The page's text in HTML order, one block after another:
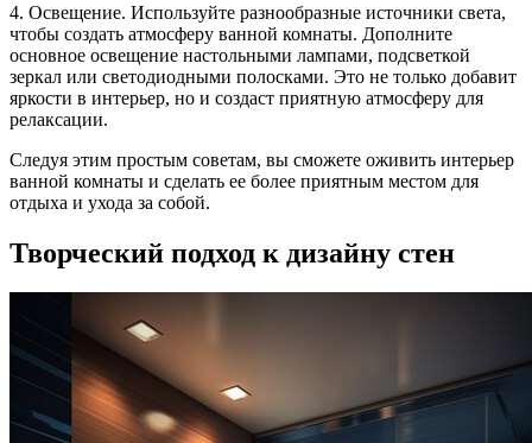
4. Освещение. Используйте разнообразные источники света,
чтобы создать атмосферу ванной комнаты. Дополните
основное освещение настольными лампами, подсветкой
зеркал или светодиодными полосками. Это не только добавит
яркости в интерьер, но и создаст приятную атмосферу для
релаксации.
Следуя этим простым советам, вы сможете оживить интерьер
ванной комнаты и сделать ее более приятным местом для
отдыха и ухода за собой.
Творческий подход к дизайну стен